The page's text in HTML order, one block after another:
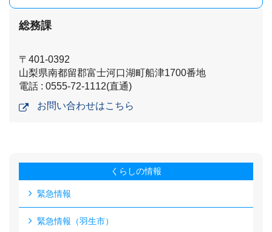
総務課
〒401-0392
山梨県南都留郡富士河口湖町船津1700番地
電話 : 0555-72-1112(直通)
お問い合わせはこちら
くらしの情報
緊急情報
緊急情報（羽生市）